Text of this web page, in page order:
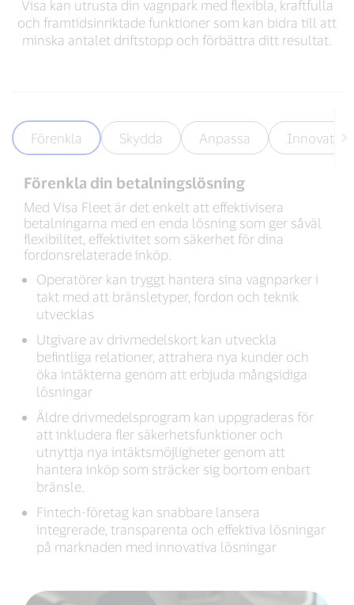
Visa kan utrusta din vagnpark med flexibla, kraftfulla
och framtidsinriktade funktioner som kan bidra till att
minska antalet driftstopp och förbättra ditt resultat.
Förenkla Skydda Anpassa Innovation
Förenkla din betalningslösning
Med Visa Fleet är det enkelt att effektivisera
betalningarna med en enda lösning som ger såväl
flexibilitet, effektivitet som säkerhet för dina
fordonsrelaterade inköp.
Operatörer kan tryggt hantera sina vagnparker i
takt med att bränsletyper, fordon och teknik
utvecklas
Utgivare av drivmedelskort kan utveckla
befintliga relationer, attrahera nya kunder och
öka intäkterna genom att erbjuda mångsidiga
lösningar
Äldre drivmedelsprogram kan uppgraderas för
att inkludera fler säkerhetsfunktioner och
utnyttja nya intäktsmöjligheter genom att
hantera inköp som sträcker sig bortom enbart
bränsle.
Fintech-företag kan snabbare lansera
integrerade, transparenta och effektiva lösningar
på marknaden med innovativa lösningar